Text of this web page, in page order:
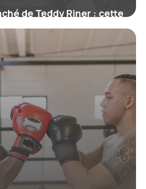
de Teddy Riner : cette
bien plus